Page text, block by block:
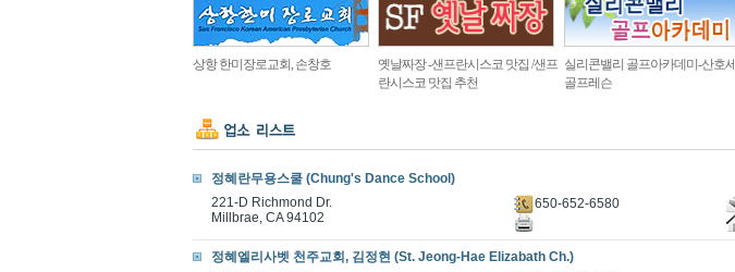
상항 한미장로교회, 손창호
옛날짜장 -샌프란시스코 맛집 /샌프
란시스코 맛집 추천
실리콘밸리 골프아카데미-산호세
골프레슨
정혜란무용스쿨 (Chung's Dance School)
221-D Richmond Dr.
Millbrae, CA 94102
650-652-6580
정혜엘리사벳 천주교회, 김정현 (St. Jeong-Hae Elizabath Ch.)